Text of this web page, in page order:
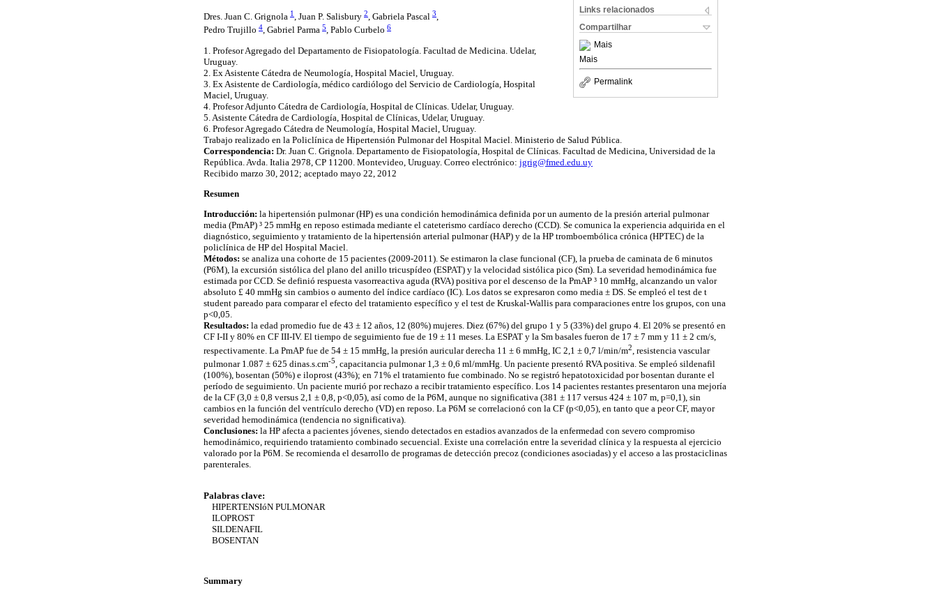
Links relacionados
Compartilhar
Mais
Mais
Permalink
Dres. Juan C. Grignola 1, Juan P. Salisbury 2, Gabriela Pascal 3,
Pedro Trujillo 4, Gabriel Parma 5, Pablo Curbelo 6
1. Profesor Agregado del Departamento de Fisiopatología. Facultad de Medicina. Udelar,
Uruguay.
2. Ex Asistente Cátedra de Neumología, Hospital Maciel, Uruguay.
3. Ex Asistente de Cardiología, médico cardiólogo del Servicio de Cardiología, Hospital
Maciel, Uruguay.
4. Profesor Adjunto Cátedra de Cardiología, Hospital de Clínicas. Udelar, Uruguay.
5. Asistente Cátedra de Cardiología, Hospital de Clínicas, Udelar, Uruguay.
6. Profesor Agregado Cátedra de Neumología, Hospital Maciel, Uruguay.
Trabajo realizado en la Policlínica de Hipertensión Pulmonar del Hospital Maciel. Ministerio de Salud Pública.
Correspondencia: Dr. Juan C. Grignola. Departamento de Fisiopatología, Hospital de Clínicas. Facultad de Medicina, Universidad de la
República. Avda. Italia 2978, CP 11200. Montevideo, Uruguay. Correo electrónico: jgrig@fmed.edu.uy
Recibido marzo 30, 2012; aceptado mayo 22, 2012
Resumen
Introducción: la hipertensión pulmonar (HP) es una condición hemodinámica definida por un aumento de la presión arterial pulmonar
media (PmAP) ³ 25 mmHg en reposo estimada mediante el cateterismo cardíaco derecho (CCD). Se comunica la experiencia adquirida en el
diagnóstico, seguimiento y tratamiento de la hipertensión arterial pulmonar (HAP) y de la HP tromboembólica crónica (HPTEC) de la
policlínica de HP del Hospital Maciel.
Métodos: se analiza una cohorte de 15 pacientes (2009-2011). Se estimaron la clase funcional (CF), la prueba de caminata de 6 minutos
(P6M), la excursión sistólica del plano del anillo tricuspídeo (ESPAT) y la velocidad sistólica pico (Sm). La severidad hemodinámica fue
estimada por CCD. Se definió respuesta vasorreactiva aguda (RVA) positiva por el descenso de la PmAP ³ 10 mmHg, alcanzando un valor
absoluto £ 40 mmHg sin cambios o aumento del índice cardíaco (IC). Los datos se expresaron como media ± DS. Se empleó el test de t
student pareado para comparar el efecto del tratamiento específico y el test de Kruskal-Wallis para comparaciones entre los grupos, con una
p<0,05.
Resultados: la edad promedio fue de 43 ± 12 años, 12 (80%) mujeres. Diez (67%) del grupo 1 y 5 (33%) del grupo 4. El 20% se presentó en
CF I-II y 80% en CF III-IV. El tiempo de seguimiento fue de 19 ± 11 meses. La ESPAT y la Sm basales fueron de 17 ± 7 mm y 11 ± 2 cm/s,
respectivamente. La PmAP fue de 54 ± 15 mmHg, la presión auricular derecha 11 ± 6 mmHg, IC 2,1 ± 0,7 l/min/m2 , resistencia vascular
pulmonar 1.087 ± 625 dinas.s.cm-5 , capacitancia pulmonar 1,3 ± 0,6 ml/mmHg. Un paciente presentó RVA positiva. Se empleó sildenafil
(100%), bosentan (50%) e iloprost (43%); en 71% el tratamiento fue combinado. No se registró hepatotoxicidad por bosentan durante el
período de seguimiento. Un paciente murió por rechazo a recibir tratamiento específico. Los 14 pacientes restantes presentaron una mejoría
de la CF (3,0 ± 0,8 versus 2,1 ± 0,8, p<0,05), así como de la P6M, aunque no significativa (381 ± 117 versus 424 ± 107 m, p=0,1), sin
cambios en la función del ventrículo derecho (VD) en reposo. La P6M se correlacionó con la CF (p<0,05), en tanto que a peor CF, mayor
severidad hemodinámica (tendencia no significativa).
Conclusiones: la HP afecta a pacientes jóvenes, siendo detectados en estadios avanzados de la enfermedad con severo compromiso
hemodinámico, requiriendo tratamiento combinado secuencial. Existe una correlación entre la severidad clínica y la respuesta al ejercicio
valorado por la P6M. Se recomienda el desarrollo de programas de detección precoz (condiciones asociadas) y el acceso a las prostaciclinas
parenterales.
Palabras clave:
HIPERTENSIóN PULMONAR
ILOPROST
SILDENAFIL
BOSENTAN
Summary